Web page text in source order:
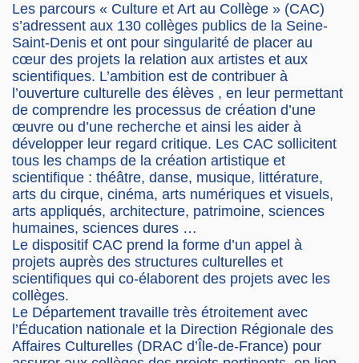
Les parcours « Culture et Art au Collège » (CAC)
s’adressent aux 130 collèges publics de la Seine-
Saint-Denis et ont pour singularité de placer au
cœur des projets la relation aux artistes et aux
scientifiques. L’ambition est de contribuer à
l’ouverture culturelle des élèves , en leur permettant
de comprendre les processus de création d’une
œuvre ou d’une recherche et ainsi les aider à
développer leur regard critique. Les CAC sollicitent
tous les champs de la création artistique et
scientifique : théâtre, danse, musique, littérature,
arts du cirque, cinéma, arts numériques et visuels,
arts appliqués, architecture, patrimoine, sciences
humaines, sciences dures …
Le dispositif CAC prend la forme d’un appel à
projets auprès des structures culturelles et
scientifiques qui co-élaborent des projets avec les
collèges.
Le Département travaille très étroitement avec
l’Éducation nationale et la Direction Régionale des
Affaires Culturelles (DRAC d’Île-de-France) pour